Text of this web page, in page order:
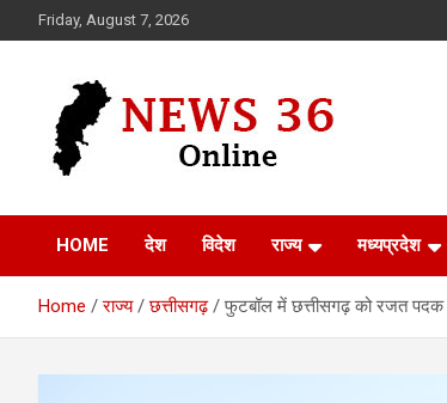
to
Friday, August 7, 2026
News 36
HOME देश विदेश राज्य मध्यप्रदेश
Home राज्य छत्तीसगढ़ फुटबॉल में छत्तीसगढ़ को रजत